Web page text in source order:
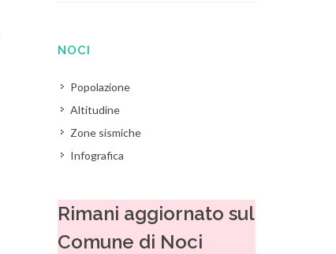
NOCI
Popolazione
Altitudine
Zone sismiche
Infografica
Rimani aggiornato sul
Comune di Noci